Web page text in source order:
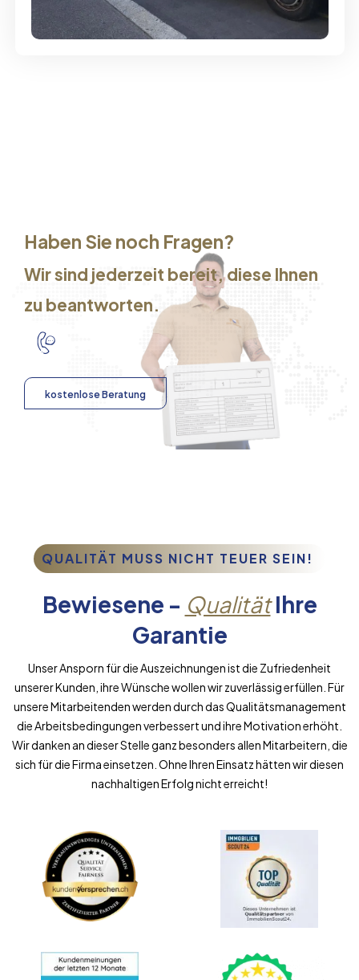
Service
Haben Sie noch Fragen?
Wir sind jederzeit bereit, diese Ihnen
zu beantworten.
kostenlose Beratung
QUALITÄT MUSS NICHT TEUER SEIN!
Bewiesene - QualitätIhre
Garantie
Unser Ansporn für die Auszeichnungen ist die Zufriedenheit
unserer Kunden, ihre Wünsche wollen wir zuverlässig erfüllen. Für
unsere Mitarbeitenden werden durch das Qualitätsmanagement
die Arbeitsbedingungen verbessert und ihre Motivation erhöht.
Wir danken an dieser Stelle ganz besonders allen Mitarbeitern, die
sich für die Firma einsetzen. Ohne Ihren Einsatz hätten wir diesen
nachhaltigen Erfolg nicht erreicht!